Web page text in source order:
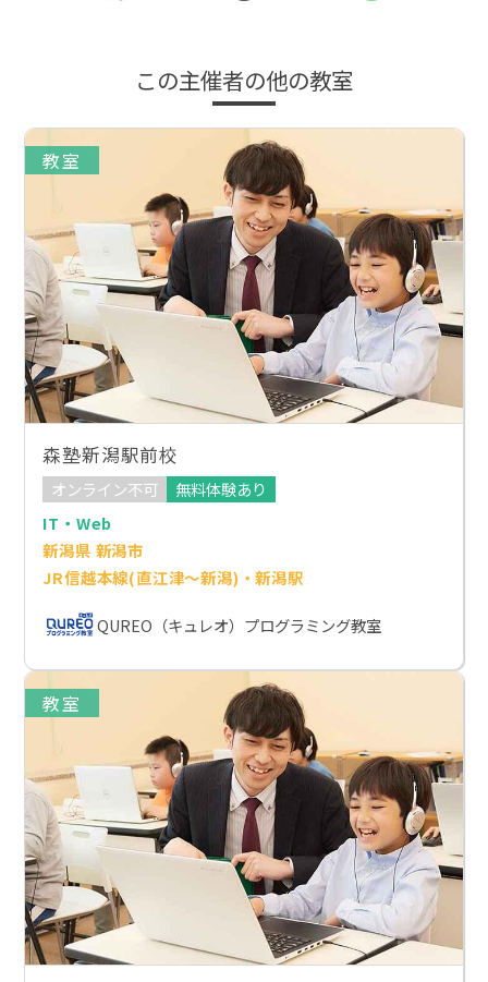
この主催者の他の教室
教室
森塾新潟駅前校
オンライン不可
無料体験あり
IT・Web
新潟県 新潟市
JR信越本線(直江津～新潟)・新潟駅
QUREO（キュレオ）プログラミング教室
教室